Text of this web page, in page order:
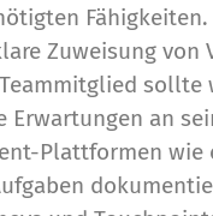
Zuweisung
sollte
an
Plattformen